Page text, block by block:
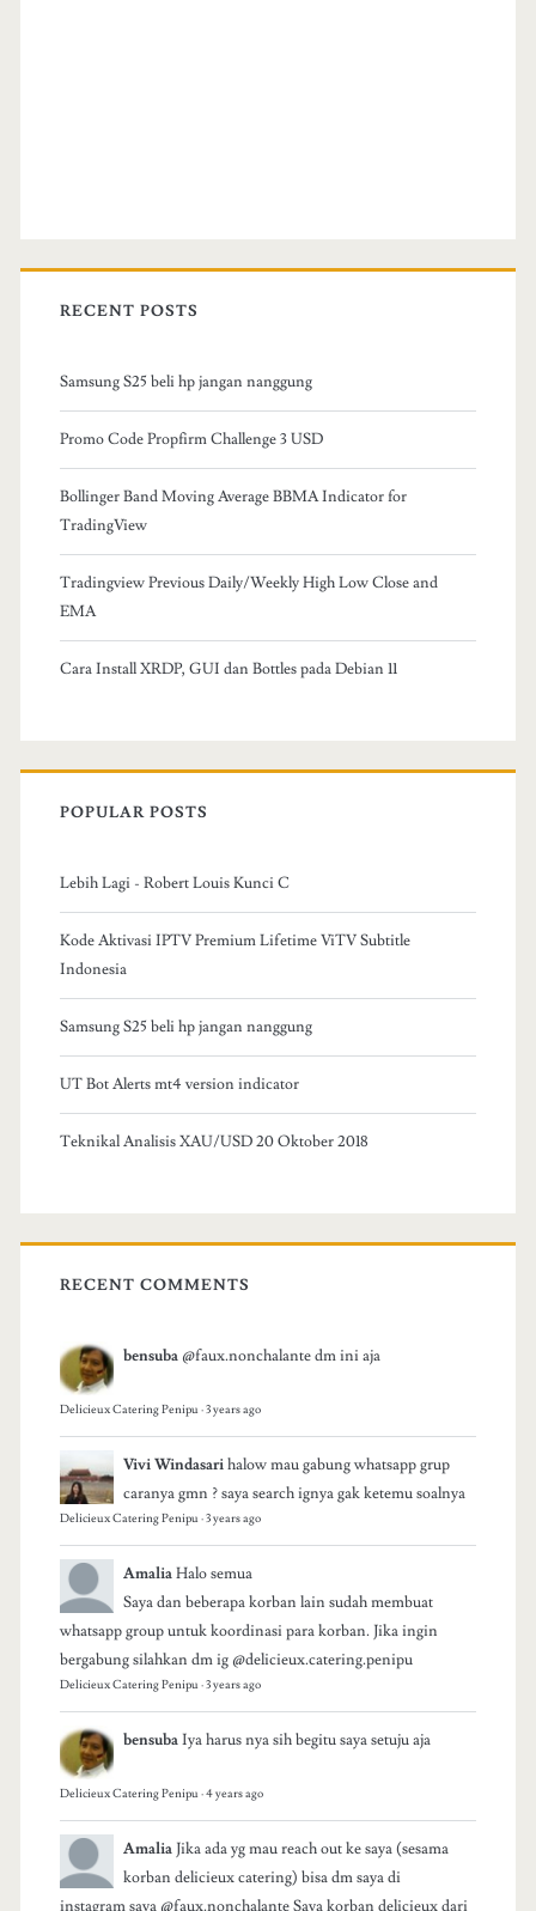
RECENT POSTS
Samsung S25 beli hp jangan nanggung
Promo Code Propfirm Challenge 3 USD
Bollinger Band Moving Average BBMA Indicator for
TradingView
Tradingview Previous Daily/Weekly High Low Close and
EMA
Cara Install XRDP, GUI dan Bottles pada Debian 11
POPULAR POSTS
Lebih Lagi - Robert Louis Kunci C
Kode Aktivasi IPTV Premium Lifetime ViTV Subtitle
Indonesia
Samsung S25 beli hp jangan nanggung
UT Bot Alerts mt4 version indicator
Teknikal Analisis XAU/USD 20 Oktober 2018
RECENT COMMENTS
bensuba @faux.nonchalante dm ini aja
Delicieux Catering Penipu·3 years ago
Vivi Windasari halow mau gabung whatsapp grup
caranya gmn ? saya search ignya gak ketemu soalnya
Delicieux Catering Penipu·3 years ago
Amalia Halo semua
Saya dan beberapa korban lain sudah membuat
whatsapp group untuk koordinasi para korban. Jika ingin
bergabung silahkan dm ig @delicieux.catering.penipu
Delicieux Catering Penipu·3 years ago
bensuba Iya harus nya sih begitu saya setuju aja
Delicieux Catering Penipu·4 years ago
Amalia Jika ada yg mau reach out ke saya (sesama
korban delicieux catering) bisa dm saya di
instagram saya @faux.nonchalante Saya korban delicieux dari